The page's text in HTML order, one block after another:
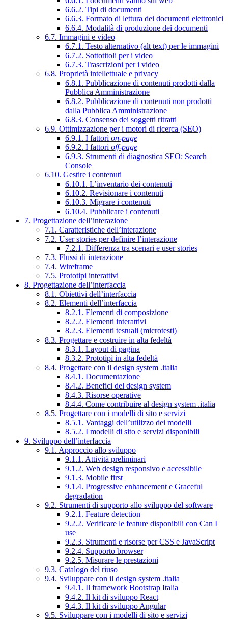
6.6.2. Tipi di documenti
6.6.3. Formato di lettura dei documenti elettronici
6.6.4. Modalità di produzione dei documenti
6.7. Immagini e video
6.7.1. Testo alternativo (alt text) per le immagini
6.7.2. Sottotitoli per i video
6.7.3. Trascrizioni per i video
6.8. Proprietà intellettuale e privacy
6.8.1. Pubblicazione di contenuti prodotti dalla
Pubblica Amministrazione
6.8.2. Pubblicazione di contenuti non prodotti
dalla Pubblica Amministrazione
6.8.3. Consenso dei soggetti ritratti
6.9. Ottimizzazione per i motori di ricerca (SEO)
6.9.1. I fattori on-page
6.9.2. I fattori off-page
6.9.3. Strumenti di diagnostica SEO: Search
Console
6.10. Gestire i contenuti
6.10.1. L’inventario dei contenuti
6.10.2. Revisionare i contenuti
6.10.3. Migrare i contenuti
6.10.4. Pubblicare i contenuti
7. Progettazione dell’interazione
7.1. Caratteristiche dell’interazione
7.2. User stories per definire l’interazione
7.2.1. Differenza tra scenari e user stories
7.3. Flussi di interazione
7.4. Wireframe
7.5. Prototipi interattivi
8. Progettazione dell’interfaccia
8.1. Obiettivi dell’interfaccia
8.2. Elementi dell’interfaccia
8.2.1. Elementi di composizione
8.2.2. Elementi interattivi
8.2.3. Elementi testuali (microtesti)
8.3. Progettare e costruire in alta fedeltà
8.3.1. Layout di pagina
8.3.2. Prototipi in alta fedeltà
8.4. Progettare con il design system .italia
8.4.1. Documentazione
8.4.2. Benefici del design system
8.4.3. Risorse operative
8.4.4. Come contribuire al design system .italia
8.5. Progettare con i modelli di sito e servizi
8.5.1. Vantaggi dell’utilizzo dei modelli
8.5.2. I modelli di sito e servizi disponibili
9. Sviluppo dell’interfaccia
9.1. Approccio allo sviluppo
9.1.1. Attività preliminari
9.1.2. Web design responsivo e accessibile
9.1.3. Mobile first
9.1.4. Progressive enhancement e Graceful
degradation
9.2. Strumenti di supporto allo sviluppo del software
9.2.1. Feature detection
9.2.2. Verificare le feature disponibili con Can I
use
9.2.3. Strumenti e risorse per CSS e JavaScript
9.2.4. Supporto browser
9.2.5. Misurare le prestazioni
9.3. Catalogo del riuso
9.4. Sviluppare con il design system .italia
9.4.1. Il framework Bootstrap Italia
9.4.2. Il kit di sviluppo React
9.4.3. Il kit di sviluppo Angular
9.5. Sviluppare con i modelli di sito e servizi